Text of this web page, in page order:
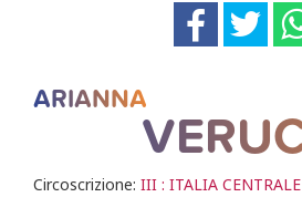
ARIANNA
Circoscrizione: III : ITALIA CENTRALE